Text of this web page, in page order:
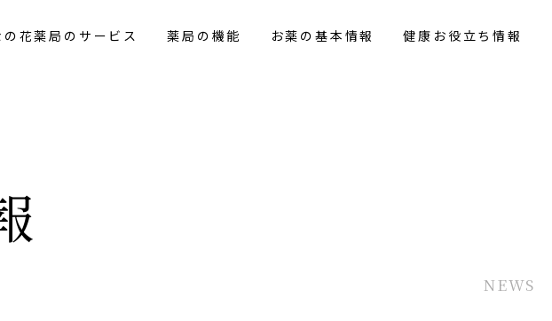
の花薬局のサービス 薬局の機能 お薬の基本情報 健康お役立ち情報
NEWS